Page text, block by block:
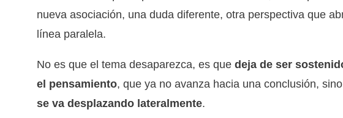
nueva asociación, una duda diferente, otra perspectiva que
línea paralela.
No es que el tema desaparezca, es que deja de ser
el pensamiento, que ya no avanza hacia una conclusión,
se va desplazando lateralmente.